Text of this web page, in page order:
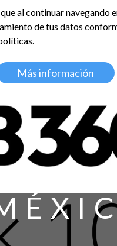
al continuar navegando
de tus datos
Más información